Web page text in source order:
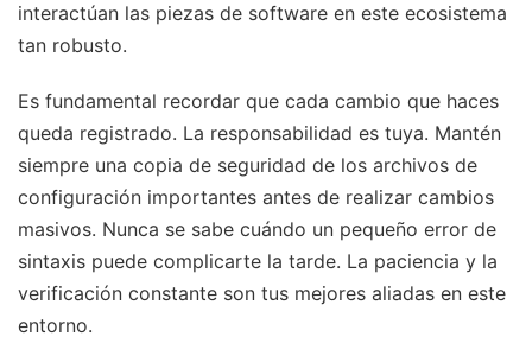
interactúan las piezas de software en este ecosistema
tan robusto.
Es fundamental recordar que cada cambio que haces
queda registrado. La responsabilidad es tuya. Mantén
siempre una copia de seguridad de los archivos de
configuración importantes antes de realizar cambios
masivos. Nunca se sabe cuándo un pequeño error de
sintaxis puede complicarte la tarde. La paciencia y la
verificación constante son tus mejores aliadas en este
entorno.